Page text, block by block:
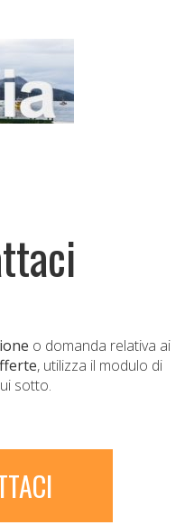
o domanda relativa ai
, utilizza il modulo di
sotto.